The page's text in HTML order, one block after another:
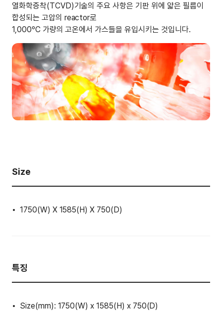
열화학증착(TCVD)기술의 주요 사항은 기판 위에 얇은 필름이
합성되는 고압의 reactor로
1,000ºC 가량의 고온에서 가스들을 유입시키는 것입니다.
Size
1750(W) X 1585(H) X 750(D)
특징
Size(mm): 1750(W) x 1585(H) x 750(D)